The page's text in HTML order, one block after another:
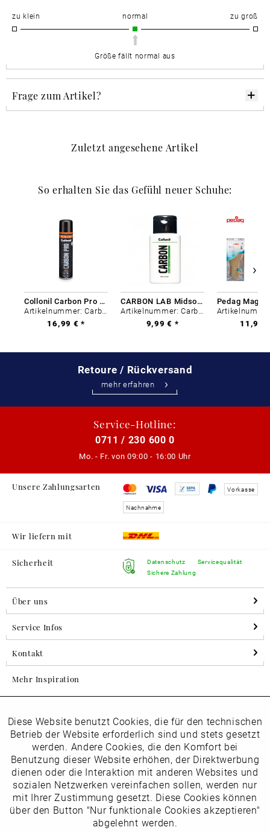
zu klein normal zu groß
Größe fällt normal aus
Frage zum Artikel?
Zuletzt angesehene Artikel
So erhalten Sie das Gefühl neuer Schuhe:
Collonil Carbon Pro 400 ml
Artikelnummer: Carbon-0
16,99 € *
CARBON LAB Midsole Cleaner
Artikelnummer: Carbon-0
9,99 € *
11,99
Retoure / Rückversand
mehr erfahren
Service-Hotline:
0711 / 230 600 0
Mo. - Fr. von 09:00 - 16:00 Uhr
Unsere Zahlungsarten Vorkasse
Nachnahme
Wir liefern mit
Sicherheit
Datenschutz
Sichere Zahlung
Servicequalität
Über uns
Service Infos
Kontakt
Mehr Inspiration
Folgen Sie uns auf Instagram
horsch_schuhe
Newsletter
Datenschutzbestimmungenhabe ich zur Kenntnis
Funktionale Aktiv
Marketing Inaktiv
Tracking Inaktiv
Diese Website benutzt Cookies, die für den technischen
Betrieb der Website erforderlich sind und stets gesetzt
werden. Andere Cookies, die den Komfort bei
Benutzung dieser Website erhöhen, der Direktwerbung
dienen oder die Interaktion mit anderen Websites und
sozialen Netzwerken vereinfachen sollen, werden nur
mit Ihrer Zustimmung gesetzt. Diese Cookies können
über den Button "Nur funktionale Cookies akzeptieren"
abgelehnt werden.